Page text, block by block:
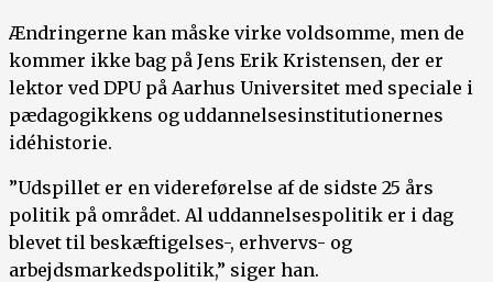
Ændringerne kan måske virke voldsomme, men de
kommer ikke bag på Jens Erik Kristensen, der er
lektor ved DPU på Aarhus Universitet med speciale i
pædagogikkens og uddannelsesinstitutionernes
idéhistorie.
”Udspillet er en videreførelse af de sidste 25 års
politik på området. Al uddannelsespolitik er i dag
blevet til beskæftigelses-, erhvervs- og
arbejdsmarkedspolitik,” siger han.